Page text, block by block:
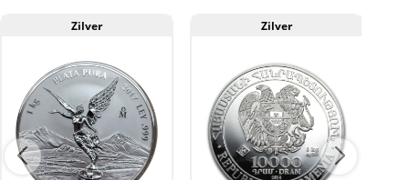
-met certificaat, certificaatnummer wordt
tevens gegrafeerd in de zijkant van de munt
-munt wordt geleverd in beschermende
acrylverpakking(doorzichtig)
Zilver Zilver